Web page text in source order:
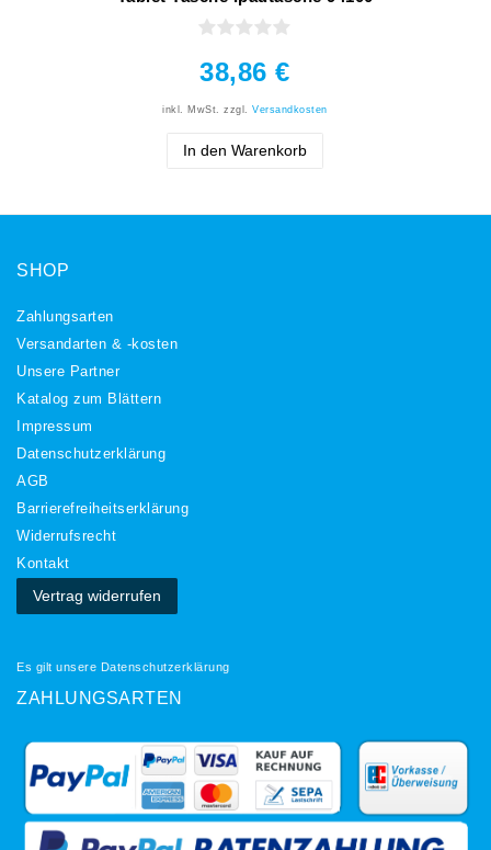
38,86 €
inkl. MwSt. zzgl.Versandkosten
In den Warenkorb
SHOP
Zahlungsarten
Versandarten & -kosten
Unsere Partner
Katalog zum Blättern
Impressum
Daten­schutz­erklärung
AGB
Barrierefreiheitserklärung
Widerrufs­recht
Kontakt
Vertrag widerrufen
Es gilt unsere Datenschutzerklärung
ZAHLUNGSARTEN